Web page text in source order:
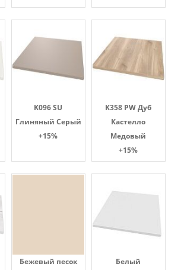
K096 SU
Глиняный Серый
+15%
K358 PW Дуб
Кастелло
Медовый
+15%
Бежевый песок
Белый